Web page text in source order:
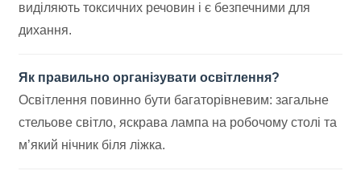
виділяють токсичних речовин і є безпечними для
дихання.
Як правильно організувати освітлення?
Освітлення повинно бути багаторівневим: загальне
стельове світло, яскрава лампа на робочому столі та
м’який нічник біля ліжка.